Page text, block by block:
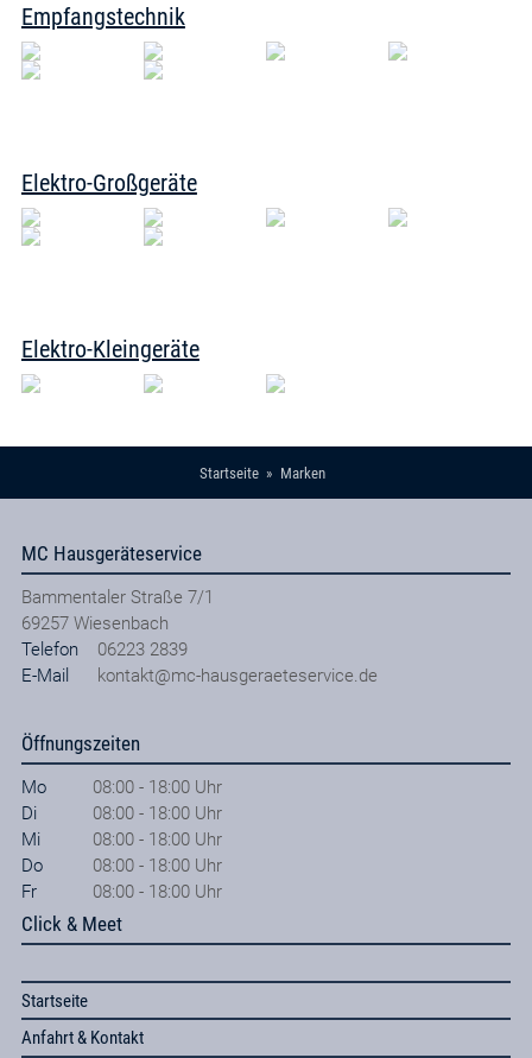
Empfangstechnik
Elektro-Großgeräte
Elektro-Kleingeräte
Startseite Marken
MC Hausgeräteservice
Bammentaler Straße 7/1
69257 Wiesenbach
Telefon
06223 2839
E-Mail
kontakt@mc-hausgeraeteservice.de
Öffnungszeiten
Mo
08:00 - 18:00 Uhr
Di
08:00 - 18:00 Uhr
Mi
08:00 - 18:00 Uhr
Do
08:00 - 18:00 Uhr
Fr
08:00 - 18:00 Uhr
Click & Meet
Startseite
Anfahrt & Kontakt